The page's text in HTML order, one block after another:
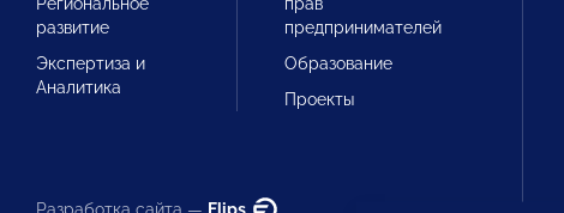
развитие
Экспертиза и
Аналитика
предпринимателей
Образование
Проекты